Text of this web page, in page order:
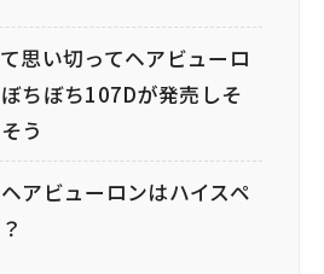
思い切ってヘアビューロ
ちぼち107Dが発売しそ
う
アビューロンはハイスペ